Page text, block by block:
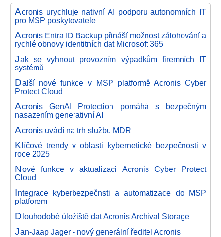
Acronis urychluje nativní AI podporu autonomních IT
pro MSP poskytovatele
Acronis Entra ID Backup přináší možnost zálohování a
rychlé obnovy identitních dat Microsoft 365
Jak se vyhnout provozním výpadkům firemních IT
systémů
Další nové funkce v MSP platformě Acronis Cyber
Protect Cloud
Acronis GenAI Protection pomáhá s bezpečným
nasazením generativní AI
Acronis uvádí na trh službu MDR
Klíčové trendy v oblasti kybernetické bezpečnosti v
roce 2025
Nové funkce v aktualizaci Acronis Cyber Protect
Cloud
Integrace kyberbezpečnsti a automatizace do MSP
platforem
Dlouhodobé úložiště dat Acronis Archival Storage
Jan-Jaap Jager - nový generální ředitel Acronis